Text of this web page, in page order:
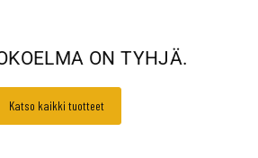
ON TYHJÄ.
Katso kaikki tuotteet